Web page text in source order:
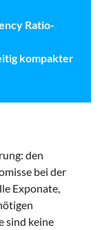
Ratio-
kompakter
den
bei der
Exponate,
sind keine